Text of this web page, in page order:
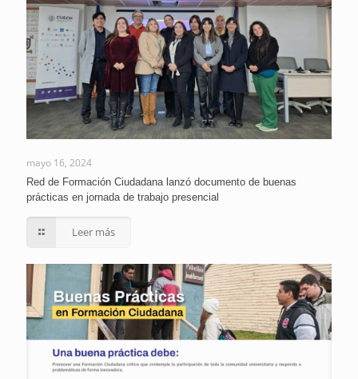
mayo 16, 2024
Red de Formación Ciudadana lanzó documento de buenas
prácticas en jornada de trabajo presencial
Leer más